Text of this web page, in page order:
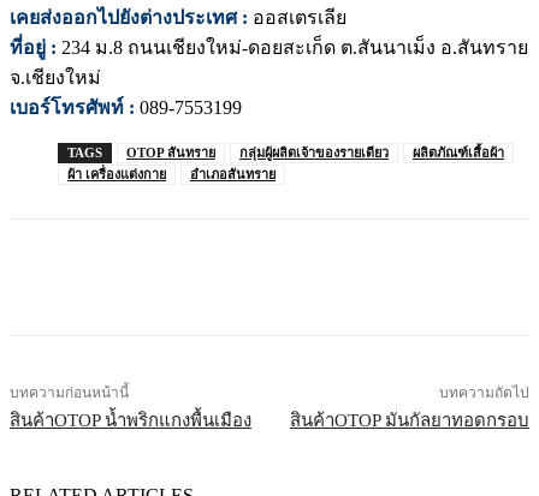
เคยส่งออกไปยังต่างประเทศ : ออสเตรเลีย
ที่อยู่ : 234 ม.8 ถนนเชียงใหม่-ดอยสะเก็ด ต.สันนาเม็ง อ.สันทราย
จ.เชียงใหม่
เบอร์โทรศัพท์ : 089-7553199
TAGS OTOP สันทราย กลุ่มผู้ผลิตเจ้าของรายเดียว
ผลิตภัณฑ์เสื้อผ้า
ผ้า เครื่องแต่งกาย
อำเภอสันทราย
บทความก่อนหน้านี้
สินค้าOTOP น้ำพริกแกงพื้นเมือง
บทความถัดไป
สินค้าOTOP มันกัลยาทอดกรอบ